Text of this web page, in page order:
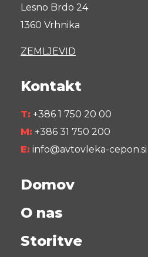
Lesno Brdo 24
1360 Vrhnika
ZEMLJEVID
Kontakt
T: +386 1 750 20 00
M: +386 31 750 200
E: info@avtovleka-cepon.si
Domov
O nas
Storitve